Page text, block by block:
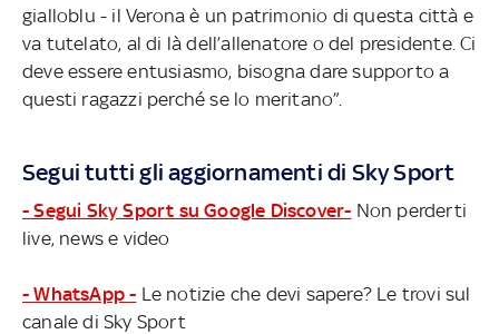
gialloblu - il Verona è un patrimonio di questa città e
va tutelato, al di là dell’allenatore o del presidente. Ci
deve essere entusiasmo, bisogna dare supporto a
questi ragazzi perché se lo meritano”.
Segui tutti gli aggiornamenti di Sky Sport
- Segui Sky Sport su Google Discover- Non perderti
live, news e video
- WhatsApp - Le notizie che devi sapere? Le trovi sul
canale di Sky Sport